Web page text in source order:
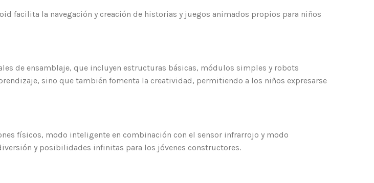
facilita la navegación y creación de historias y juegos animados propios para niños
de ensamblaje, que incluyen estructuras básicas, módulos simples y robots
sino que también fomenta la creatividad, permitiendo a los niños expresarse
físicos, modo inteligente en combinación con el sensor infrarrojo y modo
y posibilidades infinitas para los jóvenes constructores.